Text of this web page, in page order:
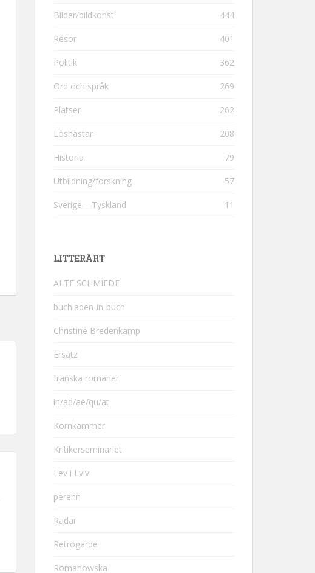
Bilder/bildkonst 444
Resor 401
Politik 362
Ord och språk 269
Platser 262
Löshästar 208
Historia 79
Utbildning/forskning 57
Sverige – Tyskland 11
LITTERÄRT
ALTE SCHMIEDE
buchladen-in-buch
Christine Bredenkamp
Ersatz
franska romaner
in/ad/ae/qu/at
Kornkammer
Kritikerseminariet
Lev i Lviv
perenn
Radar
Retrogarde
Romanowska